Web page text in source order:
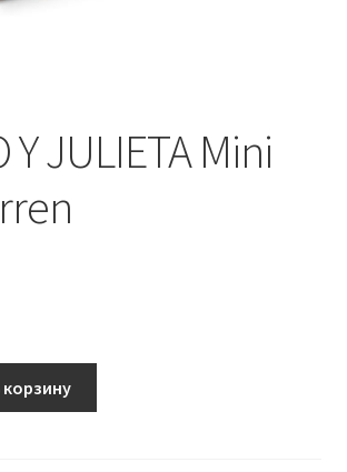
Y JULIETA Mini
корзину